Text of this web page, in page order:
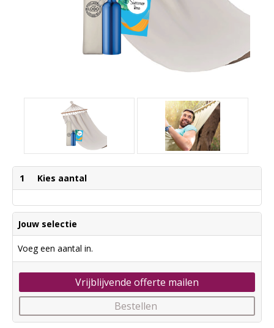
1 Kies aantal
Jouw selectie
Voeg een aantal in.
Vrijblijvende offerte mailen
Bestellen